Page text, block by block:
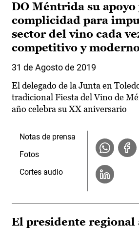
DO Méntrida su apoyo
complicidad para
sector del vino cada
competitivo y
31 de Agosto de 2019
El delegado de la Junta en
tradicional Fiesta del Vino de
año celebra su XX aniversario
Notas de prensa
Fotos
Cortes audio
El presidente regional